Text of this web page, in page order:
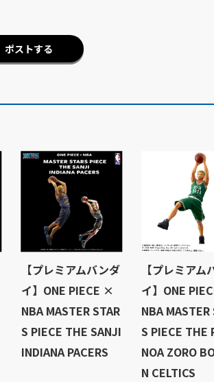
ポストする
【プレミアムバンダ
イ】ONE PIECE ×
NBA MASTER STAR
S PIECE THE SANJI
INDIANA PACERS
【プレミアム
イ】ONE
NBA MASTER
S PIECE THE
NOA ZORO
N CELTICS